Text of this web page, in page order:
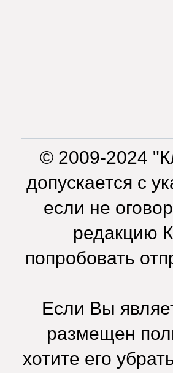
© 2009-2024
допускается с
если не
редакцию
попробовать
Если Вы
размещен
хотите его